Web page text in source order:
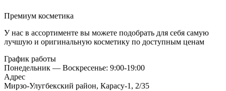
Премиум косметика
У нас в ассортименте вы можете подобрать для себя самую
лучшую и оригинальную косметику по доступным ценам
График работы
Понедельник — Воскресенье: 9:00-19:00
Адрес
Мирзо-Улугбекский район, Карасу-1, 2/35